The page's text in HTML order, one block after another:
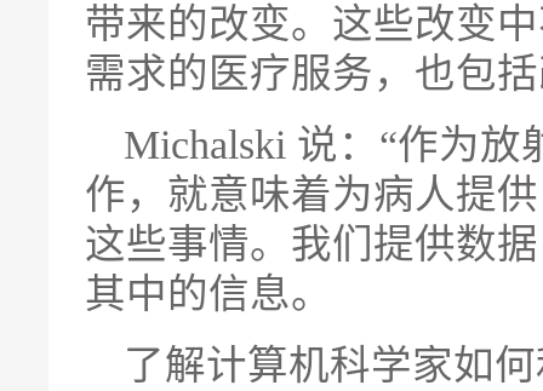
带来的改变。这些改变
需求的医疗服务，也包
Michalski 说：“作为
作，就意味着为病人提
这些事情。我们提供数
其中的信息。
了解计算机科学家如